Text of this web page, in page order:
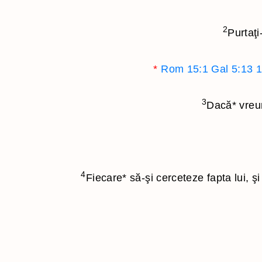
2
* Rom 15:1 Gal 5:13
3Dacă*
4Fiecare* să-şi cerceteze fapta lui,